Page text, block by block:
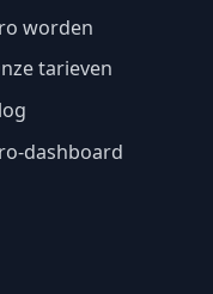
worden
tarieven
dashboard